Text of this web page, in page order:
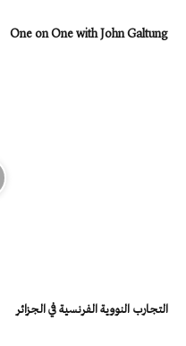
One on One with John Galtung
التجارب النووية الفرنسية في الجزائر